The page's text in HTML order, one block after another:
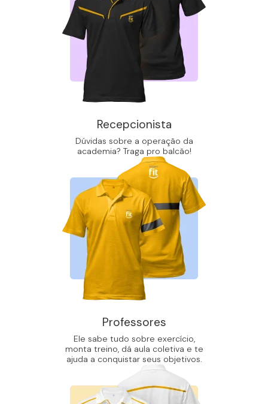
Recepcionista
Dúvidas sobre a operação da
academia? Traga pro balcão!
Professores
Ele sabe tudo sobre exercício,
monta treino, dá aula coletiva e te
ajuda a conquistar seus objetivos.